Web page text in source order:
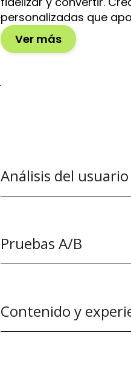
personalizadas que
Ver más
Análisis del usuario
Pruebas A/B
Contenido y